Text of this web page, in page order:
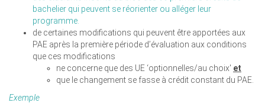
bachelier qui peuvent se réorienter ou alléger leur
programme.
de certaines modifications qui peuvent être apportées aux
PAE après la première période d’évaluation aux conditions
que ces modifications
ne concerne que des UE ‘optionnelles/au choix' et
que le changement se fasse à crédit constant du PAE.
Exemple